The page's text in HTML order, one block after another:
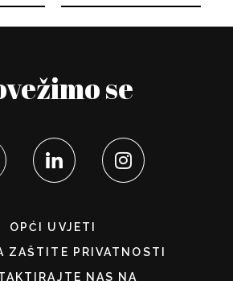
se
OPĆI UVJETI
ZAŠTITE PRIVATNOSTI
NAS NA